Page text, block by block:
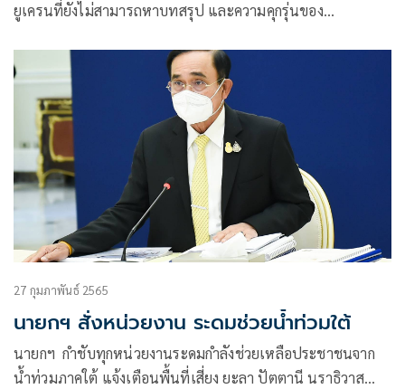
ยูเครนที่ยังไม่สามารถหาบทสรุป และความคุกรุ่นของ
27 กุมภาพันธ์ 2565
นายกฯ สั่งหน่วยงาน ระดมช่วยน้ำท่วมใต้
นายกฯ กำชับทุกหน่วยงานระดมกำลังช่วยเหลือประชาชนจาก
น้ำท่วมภาคใต้ แจ้งเตือนพื้นที่เสี่ยง ยะลา ปัตตานี นราธิวาส